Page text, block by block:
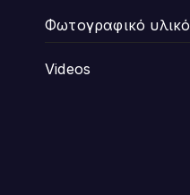
Φωτογραφικό υλικό
Videos